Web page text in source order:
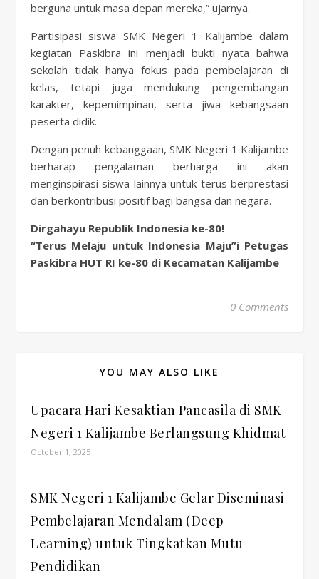
berguna untuk masa depan mereka,” ujarnya.
Partisipasi siswa SMK Negeri 1 Kalijambe dalam
kegiatan Paskibra ini menjadi bukti nyata bahwa
sekolah tidak hanya fokus pada pembelajaran di
kelas, tetapi juga mendukung pengembangan
karakter, kepemimpinan, serta jiwa kebangsaan
peserta didik.
Dengan penuh kebanggaan, SMK Negeri 1 Kalijambe
berharap pengalaman berharga ini akan
menginspirasi siswa lainnya untuk terus berprestasi
dan berkontribusi positif bagi bangsa dan negara.
Dirgahayu Republik Indonesia ke-80!
“Terus Melaju untuk Indonesia Maju”i Petugas
Paskibra HUT RI ke-80 di Kecamatan Kalijambe
0 Comments
YOU MAY ALSO LIKE
Upacara Hari Kesaktian Pancasila di SMK
Negeri 1 Kalijambe Berlangsung Khidmat
October 1, 2025
SMK Negeri 1 Kalijambe Gelar Diseminasi
Pembelajaran Mendalam (Deep
Learning) untuk Tingkatkan Mutu
Pendidikan